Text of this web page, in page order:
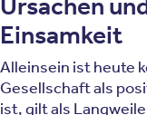
Einsamkeit
Alleinsein ist heute
Gesellschaft als
ist, gilt als